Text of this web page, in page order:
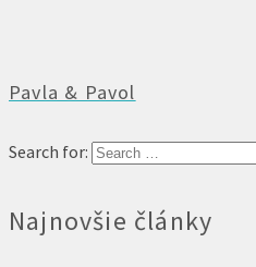
Pavla & Pavol
Search for:
Najnovšie články